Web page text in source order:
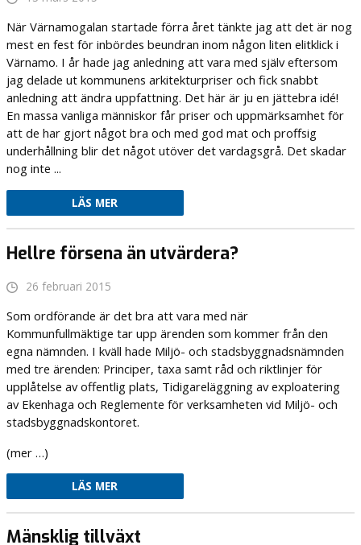
När Värnamogalan startade förra året tänkte jag att det är nog
mest en fest för inbördes beundran inom någon liten elitklick i
Värnamo. I år hade jag anledning att vara med själv eftersom
jag delade ut kommunens arkitekturpriser och fick snabbt
anledning att ändra uppfattning. Det här är ju en jättebra idé!
En massa vanliga människor får priser och uppmärksamhet för
att de har gjort något bra och med god mat och proffsig
underhållning blir det något utöver det vardagsgrå. Det skadar
nog inte ...
LÄS MER
Hellre försena än utvärdera?
26 februari 2015
Som ordförande är det bra att vara med när
Kommunfullmäktige tar upp ärenden som kommer från den
egna nämnden. I kväll hade Miljö- och stadsbyggnadsnämnden
med tre ärenden: Principer, taxa samt råd och riktlinjer för
upplåtelse av offentlig plats, Tidigareläggning av exploatering
av Ekenhaga och Reglemente för verksamheten vid Miljö- och
stadsbyggnadskontoret.
(mer …)
LÄS MER
Mänsklig tillväxt